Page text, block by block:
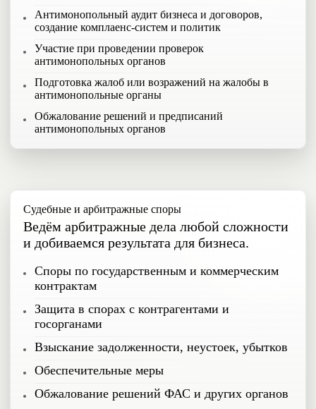
Антимонопольный аудит бизнеса и договоров,
создание комплаенс‑систем и политик
Участие при проведении проверок
антимонопольных органов
Подготовка жалоб или возражений на жалобы в
антимонопольные органы
Обжалование решений и предписаний
антимонопольных органов
Судебные и арбитражные споры
Ведём арбитражные дела любой сложности
и добиваемся результата для бизнеса.
Споры по государственным и коммерческим
контрактам
Защита в спорах с контрагентами и
госорганами
Взыскание задолженности, неустоек, убытков
Обеспечительные меры
Обжалование решений ФАС и других органов